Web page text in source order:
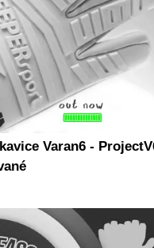
Varan6 -